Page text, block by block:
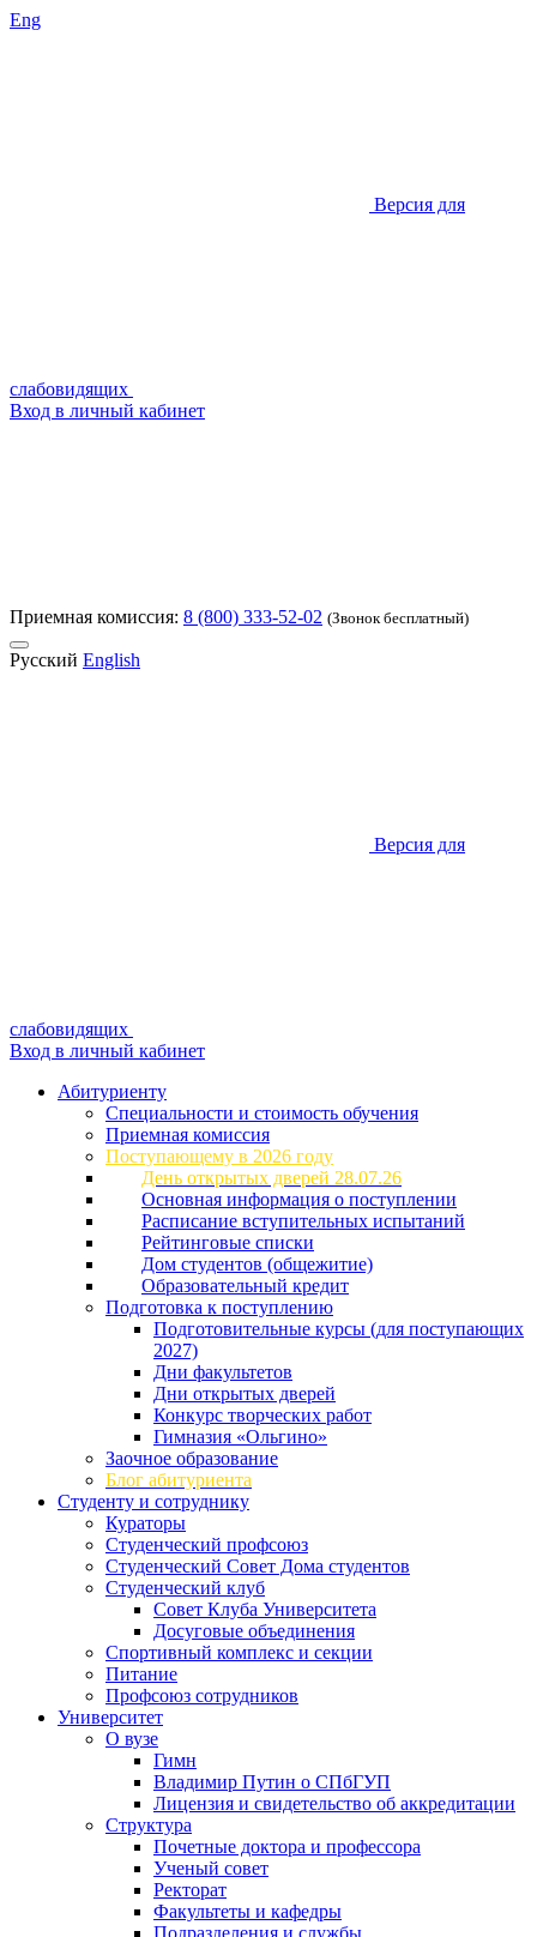
Eng
Версия для
слабовидящих
Вход в личный кабинет
Приемная комиссия: 8 (800) 333-52-02 (Звонок бесплатный)
Русский English
Версия для
слабовидящих
Вход в личный кабинет
Абитуриенту
Специальности и стоимость обучения
Приемная комиссия
Поступающему в 2026 году
День открытых дверей 28.07.26
Основная информация о поступлении
Расписание вступительных испытаний
Рейтинговые списки
Дом студентов (общежитие)
Образовательный кредит
Подготовка к поступлению
Подготовительные курсы (для поступающих
2027)
Дни факультетов
Дни открытых дверей
Конкурс творческих работ
Гимназия «Ольгино»
Заочное образование
Блог абитуриента
Студенту и сотруднику
Кураторы
Студенческий профсоюз
Студенческий Совет Дома студентов
Студенческий клуб
Совет Клуба Университета
Досуговые объединения
Спортивный комплекс и секции
Питание
Профсоюз сотрудников
Университет
О вузе
Гимн
Владимир Путин о СПбГУП
Лицензия и свидетельство об аккредитации
Структура
Почетные доктора и профессора
Ученый совет
Ректорат
Факультеты и кафедры
Подразделения и службы